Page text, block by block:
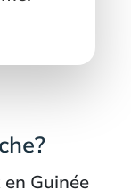
Guinée